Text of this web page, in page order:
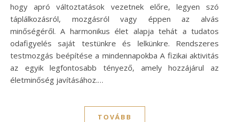
hogy apró változtatások vezetnek előre, legyen szó
táplálkozásról, mozgásról vagy éppen az alvás
minőségéről. A harmonikus élet alapja tehát a tudatos
odafigyelés saját testünkre és lelkünkre. Rendszeres
testmozgás beépítése a mindennapokba A fizikai aktivitás
az egyik legfontosabb tényező, amely hozzájárul az
életminőség javításához.…
TOVÁBB